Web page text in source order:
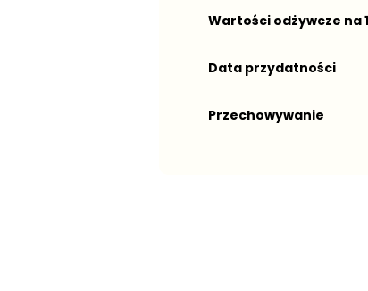
Wartości odżywcze na
Data przydatności
Przechowywanie